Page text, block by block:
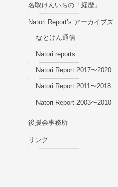
名取けんいちの「経歴」
Natori Report’s アーカイブズ
なとけん通信
Natori reports
Natori Report 2017〜2020
Natori Report 2011〜2018
Natori Report 2003〜2010
後援会事務所
リンク